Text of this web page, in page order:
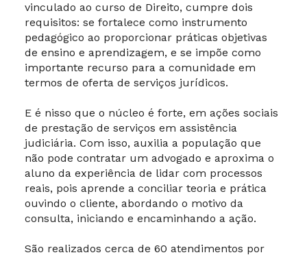
vinculado ao curso de Direito, cumpre dois
requisitos: se fortalece como instrumento
pedagógico ao proporcionar práticas objetivas
de ensino e aprendizagem, e se impõe como
importante recurso para a comunidade em
termos de oferta de serviços jurídicos.
E é nisso que o núcleo é forte, em ações sociais
de prestação de serviços em assistência
judiciária. Com isso, auxilia a população que
não pode contratar um advogado e aproxima o
aluno da experiência de lidar com processos
reais, pois aprende a conciliar teoria e prática
ouvindo o cliente, abordando o motivo da
consulta, iniciando e encaminhando a ação.
São realizados cerca de 60 atendimentos por